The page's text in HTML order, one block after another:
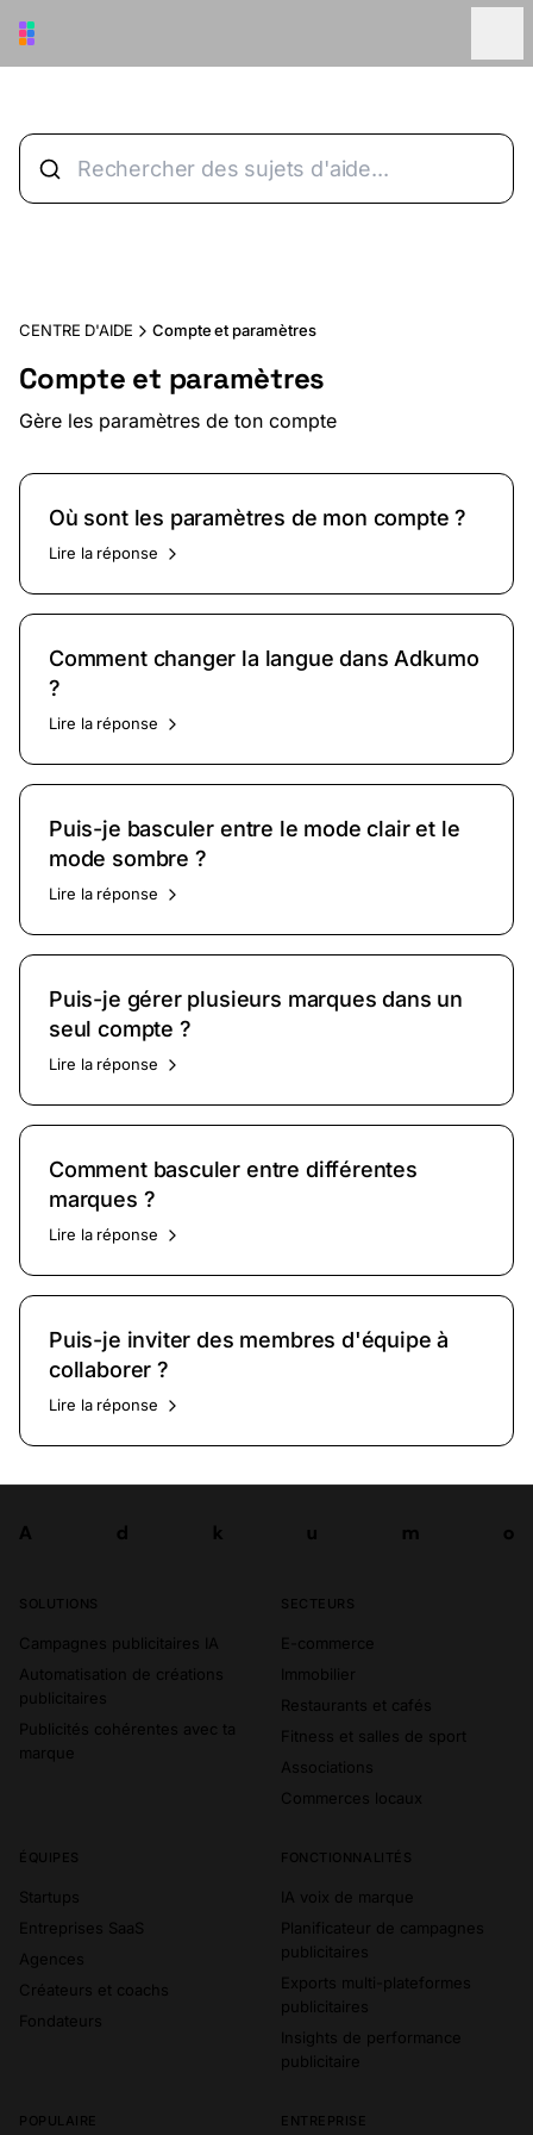
CENTRE D'AIDE Compte et paramètres
Compte et paramètres
Gère les paramètres de ton compte
Où sont les paramètres de mon compte ?
Lire la réponse
Comment changer la langue dans Adkumo
?
Lire la réponse
Puis-je basculer entre le mode clair et le
mode sombre ?
Lire la réponse
Puis-je gérer plusieurs marques dans un
seul compte ?
Lire la réponse
Comment basculer entre différentes
marques ?
Lire la réponse
Puis-je inviter des membres d'équipe à
collaborer ?
Lire la réponse
A d k u m
o
SOLUTIONS
Campagnes publicitaires IA
Automatisation de créations
publicitaires
Publicités cohérentes avec ta
marque
SECTEURS
E-commerce
Immobilier
Restaurants et cafés
Fitness et salles de sport
Associations
Commerces locaux
ÉQUIPES
Startups
Entreprises SaaS
Agences
Créateurs et coachs
Fondateurs
FONCTIONNALITÉS
IA voix de marque
Planificateur de campagnes
publicitaires
Exports multi-plateformes
publicitaires
Insights de performance
publicitaire
POPULAIRE ENTREPRISE